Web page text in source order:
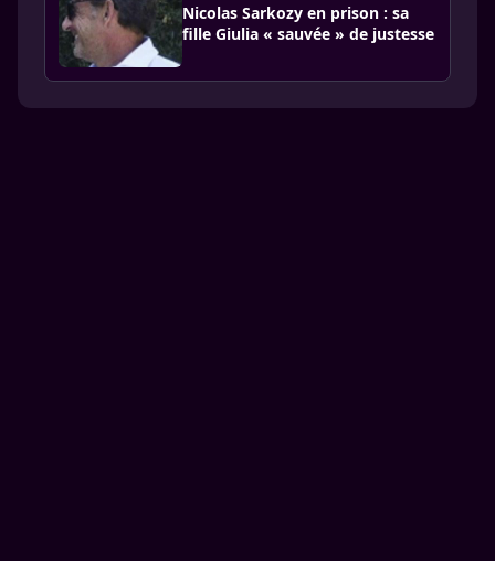
Nicolas Sarkozy en prison : sa
fille Giulia « sauvée » de justesse